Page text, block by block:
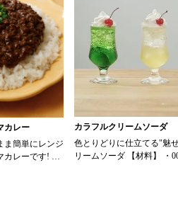
カレー
ま簡単にレンジ
カレーです! ト
カラフルクリームソーダ
色とりどりに仕立てる"魅
リームソーダ 【材料】 ・0000341433 ス